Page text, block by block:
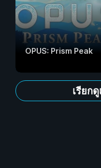
OPUS: Prism Peak
เรียก